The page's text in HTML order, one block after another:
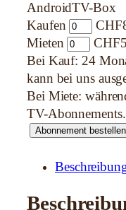
AndroidTV-Box
Kaufen
Mieten
Bei Kauf: 24
kann bei uns
Bei Miete:
TV-Abonnements.
G
T
Abonnement bestellen